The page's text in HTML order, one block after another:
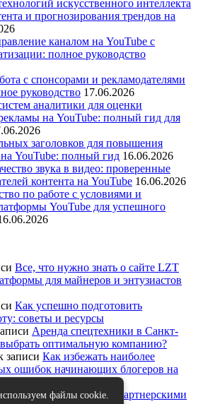
искусственного интеллекта
и прогнозирования трендов на
каналом на YouTube с
полное руководство
с спонсорами и рекламодателями
руководство 17.06.2026
аналитики для оценки
на YouTube: полный гид для
заголовков для повышения
YouTube: полный гид 16.06.2026
звука в видео: проверенные
контента на YouTube 16.06.2026
по работе с условиями и
YouTube для успешного
Все, что нужно знать о сайте LZT
для майнеров и энтузиастов
Как успешно подготовить
советы и ресурсы
Аренда спецтехники в Санкт-
выбрать оптимальную компанию?
записи Как избежать наиболее
ошибок начинающих блогеров на
записиКак работать с партнерскими
файлы cookie.